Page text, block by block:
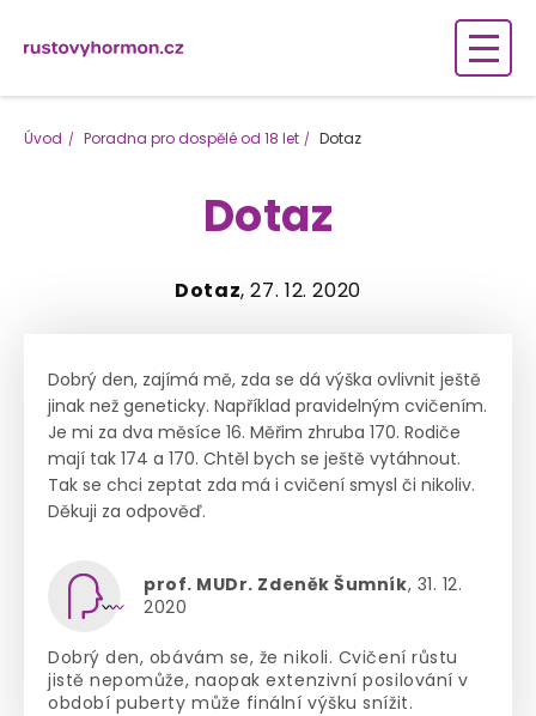
Úvod Poradna pro dospělé od 18 let Dotaz
Dotaz
Dotaz, 27. 12. 2020
Dobrý den, zajímá mě, zda se dá výška ovlivnit ještě
jinak než geneticky. Například pravidelným cvičením.
Je mi za dva měsíce 16. Měřim zhruba 170. Rodiče
mají tak 174 a 170. Chtěl bych se ještě vytáhnout.
Tak se chci zeptat zda má i cvičení smysl či nikoliv.
Děkuji za odpověď.
prof. MUDr. Zdeněk Šumník, 31. 12.
2020
Dobrý den, obávám se, že nikoli. Cvičení růstu
jistě nepomůže, naopak extenzivní posilování v
období puberty může finální výšku snížit.